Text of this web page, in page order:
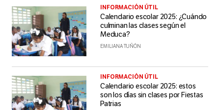
INFORMACIÓN ÚTIL
Calendario escolar 2025: ¿Cuándo
culminan las clases según el
Meduca?
EMILIANA TUÑÓN
INFORMACIÓN ÚTIL
Calendario escolar 2025: estos
son los días sin clases por Fiestas
Patrias